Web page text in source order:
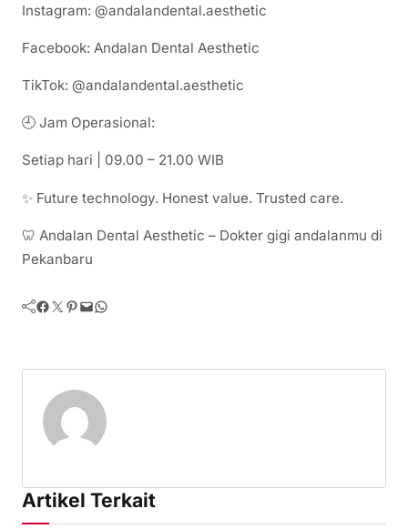
Instagram: @andalandental.aesthetic
Facebook: Andalan Dental Aesthetic
TikTok: @andalandental.aesthetic
🕘 Jam Operasional:
Setiap hari | 09.00 – 21.00 WIB
✨ Future technology. Honest value. Trusted care.
🦷 Andalan Dental Aesthetic – Dokter gigi andalanmu di
Pekanbaru
Facebook Twitter Pinterest Mail WhatsApp
Artikel Terkait